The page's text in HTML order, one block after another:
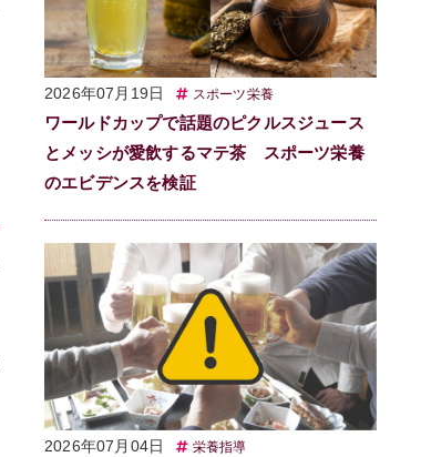
2026年07月19日 スポーツ栄養
ワールドカップで話題のピクルスジュース
とメッシが愛飲するマテ茶 スポーツ栄養
のエビデンスを検証
2026年07月04日 栄養指導